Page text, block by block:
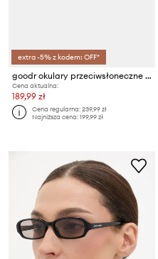
extra -5% z kodem: OFF*
goodr okulary przeciwsłoneczne kwadratowe VRGs
Cena aktualna:
189,99 zł
Cena regularna:239,99 zł
Najniższa cena:199,99 zł